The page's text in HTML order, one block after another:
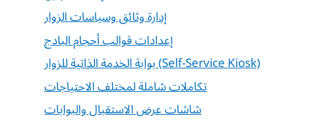
إدارة وثائق وسياسات الزوار
إعدادات قوالب أحجام البادج
بوابة الخدمة الذاتية للزوار (Self-Service Kiosk)
تكاملات شاملة لمختلف الاحتياجات
شاشات عرض الاستقبال والبوابات